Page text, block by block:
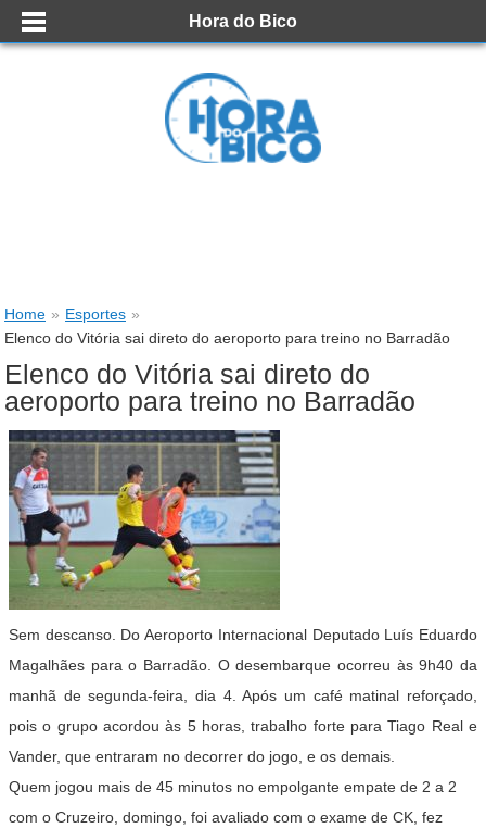
Hora do Bico
Home » Esportes »
Elenco do Vitória sai direto do aeroporto para treino no Barradão
Elenco do Vitória sai direto do
aeroporto para treino no Barradão
Sem descanso. Do Aeroporto Internacional Deputado Luís Eduardo
Magalhães para o Barradão. O desembarque ocorreu às 9h40 da
manhã de segunda-feira, dia 4. Após um café matinal reforçado,
pois o grupo acordou às 5 horas, trabalho forte para Tiago Real e
Vander, que entraram no decorrer do jogo, e os demais.
Quem jogou mais de 45 minutos no empolgante empate de 2 a 2
com o Cruzeiro, domingo, foi avaliado com o exame de CK, fez